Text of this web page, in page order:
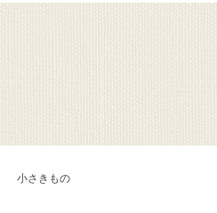
小さきもの